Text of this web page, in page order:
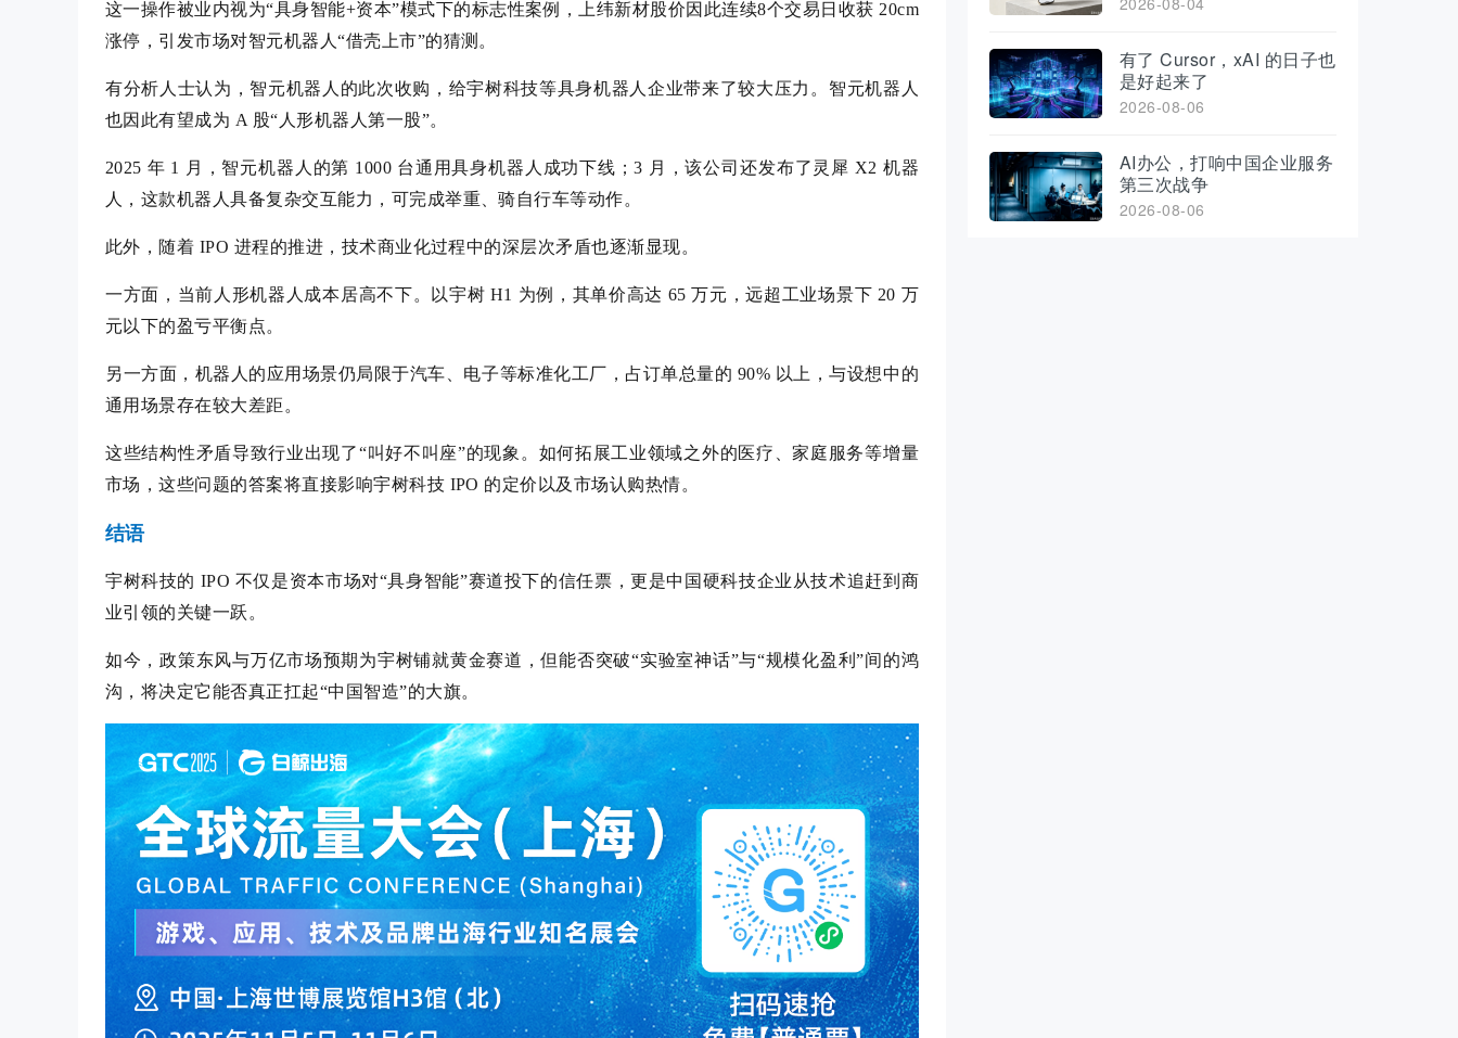
这一操作被业内视为“具身智能+资本”模式下的标志性案例，上纬新材股价因此连续8个交易日收获 20cm
涨停，引发市场对智元机器人“借壳上市”的猜测。
有分析人士认为，智元机器人的此次收购，给宇树科技等具身机器人企业带来了较大压力。智元机器人
也因此有望成为 A 股“人形机器人第一股”。
2025 年 1 月，智元机器人的第 1000 台通用具身机器人成功下线；3 月，该公司还发布了灵犀 X2 机器
人，这款机器人具备复杂交互能力，可完成举重、骑自行车等动作。
此外，随着 IPO 进程的推进，技术商业化过程中的深层次矛盾也逐渐显现。
一方面，当前人形机器人成本居高不下。以宇树 H1 为例，其单价高达 65 万元，远超工业场景下 20 万
元以下的盈亏平衡点。
另一方面，机器人的应用场景仍局限于汽车、电子等标准化工厂，占订单总量的 90% 以上，与设想中的
通用场景存在较大差距。
这些结构性矛盾导致行业出现了“叫好不叫座”的现象。如何拓展工业领域之外的医疗、家庭服务等增量
市场，这些问题的答案将直接影响宇树科技 IPO 的定价以及市场认购热情。
结语
宇树科技的 IPO 不仅是资本市场对“具身智能”赛道投下的信任票，更是中国硬科技企业从技术追赶到商
业引领的关键一跃。
如今，政策东风与万亿市场预期为宇树铺就黄金赛道，但能否突破“实验室神话”与“规模化盈利”间的鸿
沟，将决定它能否真正扛起“中国智造”的大旗。
有了 Cursor，xAI 的日子也
是好起来了
2026-08-06
AI办公，打响中国企业服务
第三次战争
2026-08-06